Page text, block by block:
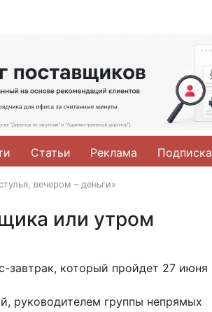
Статьи Реклама Подписка
вечером – деньги»
или утром
завтрак, который пройдет 27 июня
руководителем группы непрямых